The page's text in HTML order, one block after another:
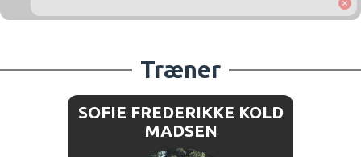
Træner
SOFIE FREDERIKKE KOLD
MADSEN